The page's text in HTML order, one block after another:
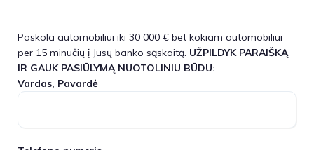
Paskola automobiliui iki 30 000 € bet kokiam automobiliui
per 15 minučių į Jūsų banko sąskaitą. UŽPILDYK PARAIŠKĄ
IR GAUK PASIŪLYMĄ NUOTOLINIU BŪDU:
Vardas, Pavardė